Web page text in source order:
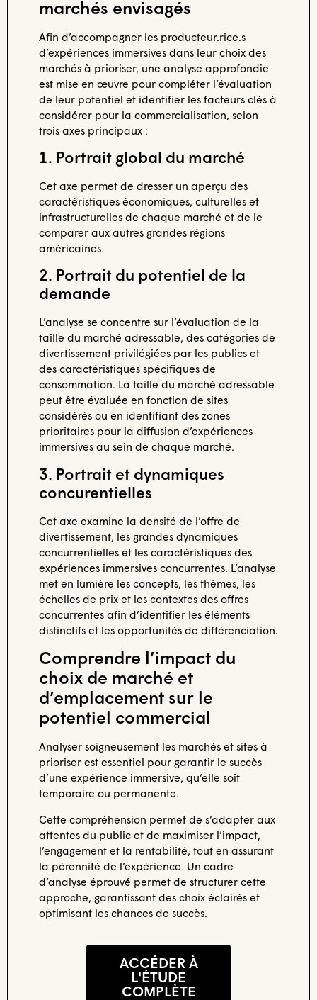
marchés envisagés
Afin d’accompagner les producteur.rice.s
d’expériences immersives dans leur choix des
marchés à prioriser, une analyse approfondie
est mise en œuvre pour compléter l’évaluation
de leur potentiel et identifier les facteurs clés à
considérer pour la commercialisation, selon
trois axes principaux :
1. Portrait global du marché
Cet axe permet de dresser un aperçu des
caractéristiques économiques, culturelles et
infrastructurelles de chaque marché et de le
comparer aux autres grandes régions
américaines.
2. Portrait du potentiel de la
demande
L’analyse se concentre sur l’évaluation de la
taille du marché adressable, des catégories de
divertissement privilégiées par les publics et
des caractéristiques spécifiques de
consommation. La taille du marché adressable
peut être évaluée en fonction de sites
considérés ou en identifiant des zones
prioritaires pour la diffusion d’expériences
immersives au sein de chaque marché.
3. Portrait et dynamiques
concurentielles
Cet axe examine la densité de l’offre de
divertissement, les grandes dynamiques
concurrentielles et les caractéristiques des
expériences immersives concurrentes. L’analyse
met en lumière les concepts, les thèmes, les
échelles de prix et les contextes des offres
concurrentes afin d’identifier les éléments
distinctifs et les opportunités de différenciation.
Comprendre l’impact du
choix de marché et
d’emplacement sur le
potentiel commercial
Analyser soigneusement les marchés et sites à
prioriser est essentiel pour garantir le succès
d’une expérience immersive, qu’elle soit
temporaire ou permanente.
Cette compréhension permet de s’adapter aux
attentes du public et de maximiser l’impact,
l’engagement et la rentabilité, tout en assurant
la pérennité de l’expérience. Un cadre
d’analyse éprouvé permet de structurer cette
approche, garantissant des choix éclairés et
optimisant les chances de succès.
ACCÉDER À
L'ÉTUDE
COMPLÈTE